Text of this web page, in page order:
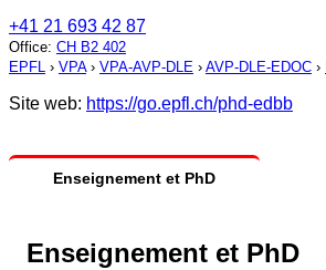
+41 21 693 42 87
Office: CH B2 402
EPFL › VPA› VPA-AVP-DLE › AVP-DLE-EDOC ›
Site web: https://go.epfl.ch/phd-edbb
Enseignement et PhD
Enseignement et PhD